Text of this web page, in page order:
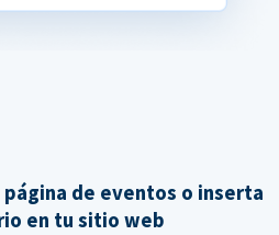
de eventos o inserta
en tu sitio web